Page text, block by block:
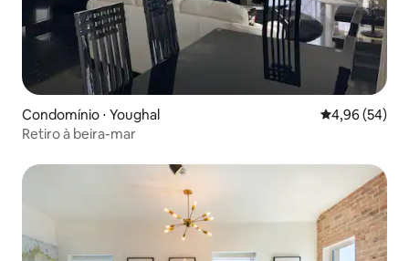
Condomínio ⋅ Youghal 4,96 de uma
4,96 (54)
Retiro à beira-mar